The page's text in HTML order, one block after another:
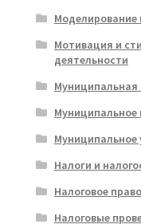
Моделирование
Мотивация и
деятельности
Муниципальная
Муниципальное
Муниципальное
Налоги и
Налоговое право
Налоговые